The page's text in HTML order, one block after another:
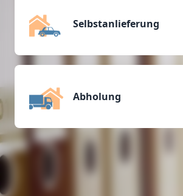
Selbstanlieferung
Abholung